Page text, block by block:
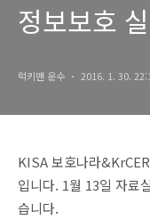
정보보호
럭키맨 운수 2016. 1. 30.
KISA 보호나라
입니다. 1월 13일 자료
습니다.